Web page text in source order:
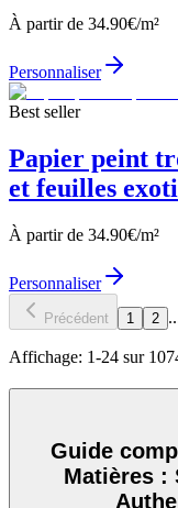
À partir de 34.90€/m²
Personnaliser
Best seller
Papier peint
et feuilles
À partir de 34.90€/m²
Personnaliser
Précédent 1 2
Affichage: 1-24 sur
Guide
Matières :